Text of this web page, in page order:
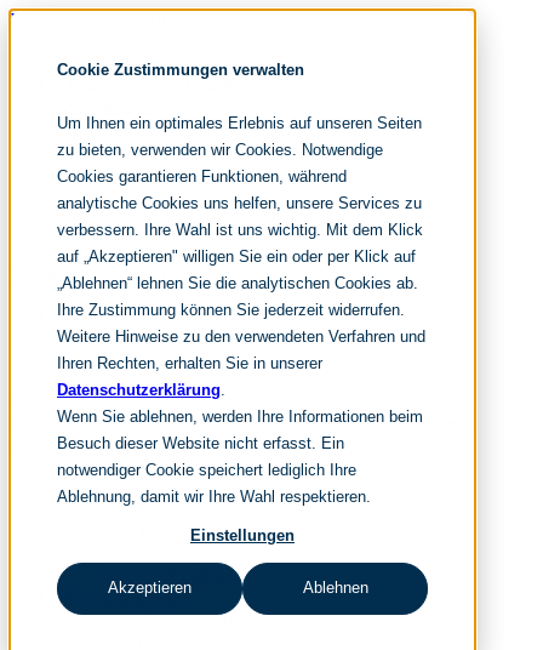
Cookie Zustimmungen verwalten
Um Ihnen ein optimales Erlebnis auf unseren Seiten
zu bieten, verwenden wir Cookies. Notwendige
Cookies garantieren Funktionen, während
analytische Cookies uns helfen, unsere Services zu
verbessern. Ihre Wahl ist uns wichtig. Mit dem Klick
auf „Akzeptieren" willigen Sie ein oder per Klick auf
„Ablehnen“ lehnen Sie die analytischen Cookies ab.
Ihre Zustimmung können Sie jederzeit widerrufen.
Weitere Hinweise zu den verwendeten Verfahren und
Ihren Rechten, erhalten Sie in unserer
Datenschutzerklärung.
Wenn Sie ablehnen, werden Ihre Informationen beim
Besuch dieser Website nicht erfasst. Ein
notwendiger Cookie speichert lediglich Ihre
Ablehnung, damit wir Ihre Wahl respektieren.
Einstellungen
Akzeptieren Ablehnen
Navigation überspringen
noventum
IT & Management Consulting
People & Culture
DE
EN
Navigation überspringen
Home
Archiv
Redaktion
Suchen
hier tippen und enter
Suchen
Navigation überspringen
Home
Leistungen
it & management consulting
people & culture
Wissen & Events
nc360° Magazin